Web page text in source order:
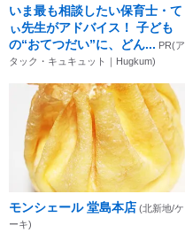
いま最も相談したい保育士・て
ぃ先生がアドバイス！ 子ども
の“おてつだい”に、どん... PR(ア
タック・キュキュット｜Hugkum)
モンシェール 堂島本店 (北新地/ケ
ーキ)